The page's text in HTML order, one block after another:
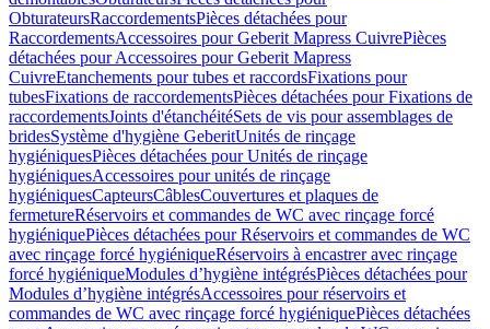
ObturateursRaccordementsPièces détachées pour
RaccordementsAccessoires pour Geberit Mapress CuivrePièces
détachées pour Accessoires pour Geberit Mapress
CuivreEtanchements pour tubes et raccordsFixations pour
tubesFixations de raccordementsPièces détachées pour Fixations de
raccordementsJoints d'étanchéitéSets de vis pour assemblages de
bridesSystème d'hygiène GeberitUnités de rinçage
hygiéniquesPièces détachées pour Unités de rinçage
hygiéniquesAccessoires pour unités de rinçage
hygiéniquesCapteursCâblesCouvertures et plaques de
fermetureRéservoirs et commandes de WC avec rinçage forcé
hygiéniquePièces détachées pour Réservoirs et commandes de WC
avec rinçage forcé hygiéniqueRéservoirs à encastrer avec rinçage
forcé hygiéniqueModules d’hygiène intégrésPièces détachées pour
Modules d’hygiène intégrésAccessoires pour réservoirs et
commandes de WC avec rinçage forcé hygiéniquePièces détachées